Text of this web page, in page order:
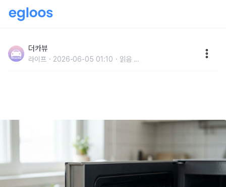
할 때 자주 빠트리는 부위는 '이곳' 입니다
더카뷰
라이프 2026-06-05 01:10 읽음 ...